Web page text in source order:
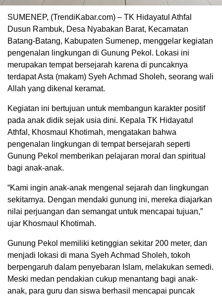
SUMENEP, (TrendiKabar.com) – TK Hidayatul Athfal
Dusun Rambuk, Desa Nyabakan Barat, Kecamatan
Batang-Batang, Kabupaten Sumenep, menggelar kegiatan
pengenalan lingkungan di Gunung Pekol. Lokasi ini
merupakan tempat bersejarah karena di puncaknya
terdapat Asta (makam) Syeh Achmad Sholeh, seorang wali
Allah yang dikenal keramat.
Kegiatan ini bertujuan untuk membangun karakter positif
pada anak didik sejak usia dini. Kepala TK Hidayatul
Athfal, Khosmaul Khotimah, mengatakan bahwa
pengenalan lingkungan di tempat bersejarah seperti
Gunung Pekol memberikan pelajaran moral dan spiritual
bagi anak-anak.
“Kami ingin anak-anak mengenal sejarah dan lingkungan
sekitarnya. Dengan mendaki gunung ini, mereka diajarkan
nilai perjuangan dan semangat untuk mencapai tujuan,”
ujar Khosmaul Khotimah.
Gunung Pekol memiliki ketinggian sekitar 200 meter, dan
menjadi lokasi di mana Syeh Achmad Sholeh, tokoh
berpengaruh dalam penyebaran Islam, melakukan semedi.
Meski medan pendakian cukup menantang bagi anak-
anak, para guru dan siswa berhasil mencapai puncak